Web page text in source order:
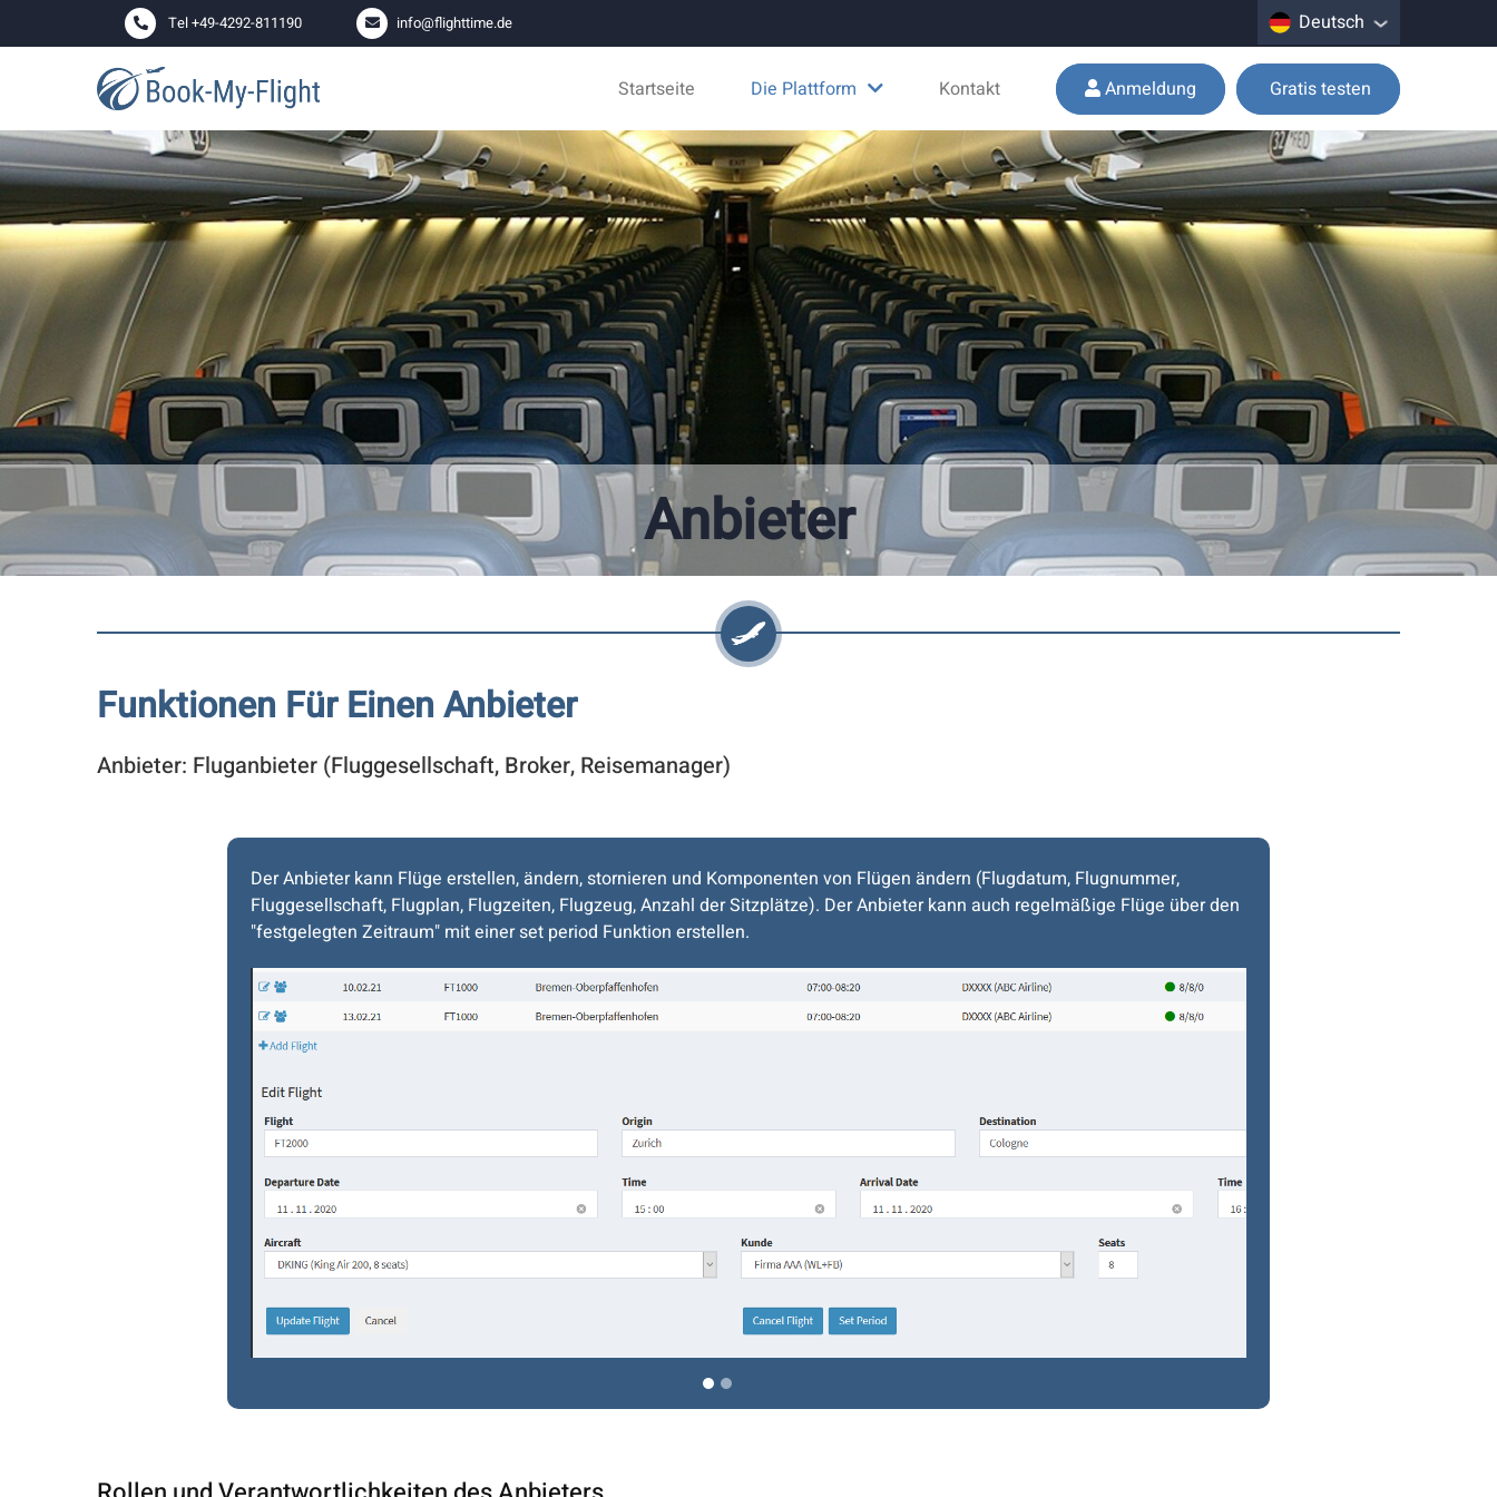
Tel +49-4292-811190 info@flighttime.de Deutsch
Startseite Die Plattform Kontakt Anmeldung Gratis testen
Anbieter
Funktionen Für Einen Anbieter
Anbieter: Fluganbieter (Fluggesellschaft, Broker, Reisemanager)
Der Anbieter kann Flüge erstellen, ändern, stornieren und Komponenten von Flügen ändern (Flugdatum, Flugnummer,
Fluggesellschaft, Flugplan, Flugzeiten, Flugzeug, Anzahl der Sitzplätze). Der Anbieter kann auch regelmäßige Flüge über den
"festgelegten Zeitraum" mit einer set period Funktion erstellen.